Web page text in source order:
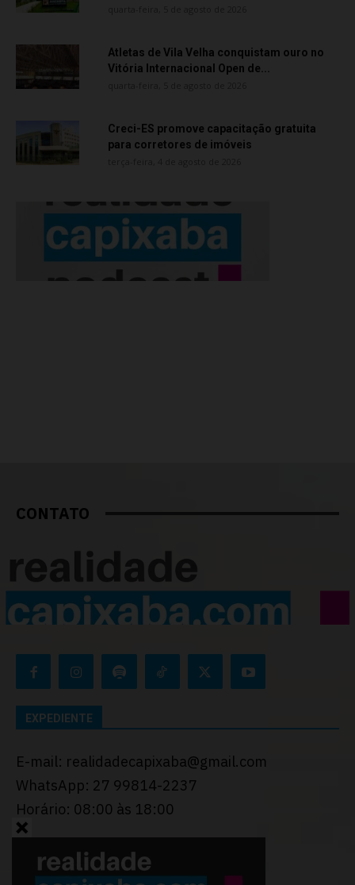
Atletas de Vila Velha conquistam ouro no
Vitória Internacional Open de...
Creci-ES promove capacitação gratuita
para corretores de imóveis
CONTATO
EXPEDIENTE
E-mail: realidadecapixaba@gmail.com
WhatsApp: 27 99814-2237
Horário: 08:00 às 18:00